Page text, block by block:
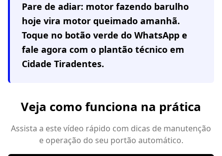
Pare de adiar: motor fazendo barulho
hoje vira motor queimado amanhã.
Toque no botão verde do WhatsApp e
fale agora com o plantão técnico em
Cidade Tiradentes.
Veja como funciona na prática
Assista a este vídeo rápido com dicas de manutenção
e operação do seu portão automático.